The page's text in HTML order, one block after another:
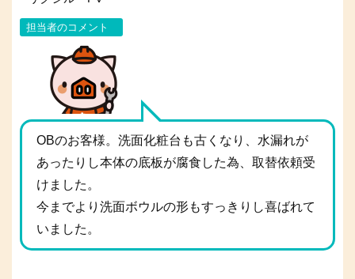
担当者のコメント
OBのお客様。洗面化粧台も古くなり、水漏れが
あったりし本体の底板が腐食した為、取替依頼受
けました。
今までより洗面ボウルの形もすっきりし喜ばれて
いました。